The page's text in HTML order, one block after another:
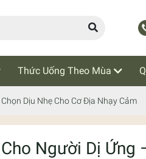
Thức Uống Theo Mùa
Dịu Nhẹ Cho Cơ Địa Nhạy Cảm
Người Dị Ứng